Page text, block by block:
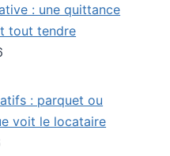
: une quittance
tout tendre
: parquet ou
voit le locataire